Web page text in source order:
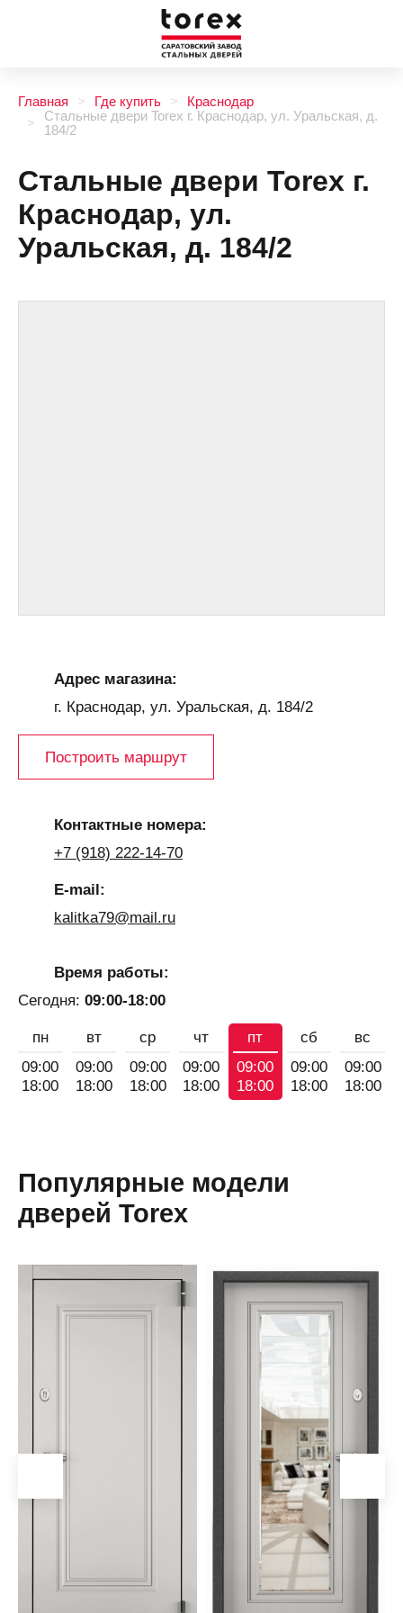
Главная Где купить
Краснодар
Стальные двери Torex г. Краснодар, ул. Уральская, д.
184/2
Стальные двери Torex г.
Краснодар, ул.
Уральская, д. 184/2
Адрес магазина:
г. Краснодар, ул. Уральская, д. 184/2
Построить маршрут
Контактные номера:
+7 (918) 222-14-70
E-mail:
kalitka79@mail.ru
Время работы:
Сегодня: 09:00-18:00
пн
09:00
18:00
вт
09:00
18:00
ср
09:00
18:00
чт
09:00
18:00
пт
09:00
18:00
сб
09:00
18:00
вс
09:00
18:00
Популярные модели
дверей Torex